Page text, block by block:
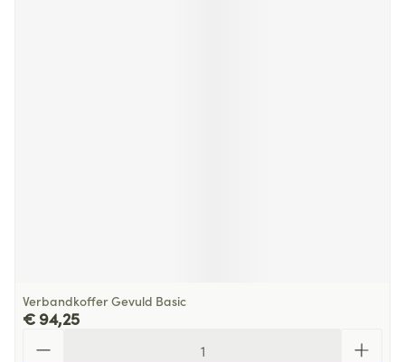
Verbandkoffer Gevuld Basic
€ 94,25